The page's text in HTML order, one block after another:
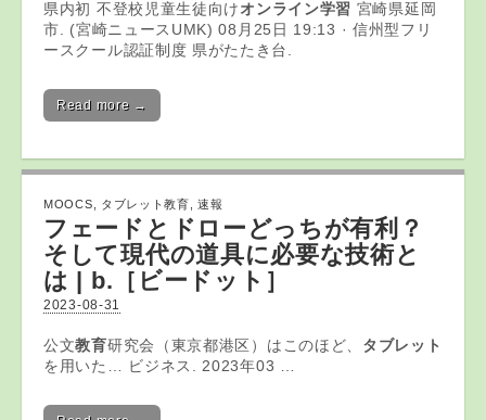
県内初 不登校児童生徒向けオンライン学習 宮崎県延岡
市. (宮崎ニュースUMK) 08月25日 19:13 · 信州型フリ
ースクール認証制度 県がたたき台.
Read more →
MOOCS タブレット教育 ,速報
フェードとドローどっちが有利？
そして現代の道具に必要な技術と
は | b.［ビードット］
2023-08-31
公文教育研究会（東京都港区）はこのほど、 タブレット
を用いた… ビジネス. 2023年03 …